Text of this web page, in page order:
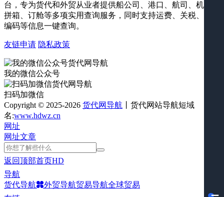
台，专为货代和外贸从业者提供船公司、港口、航司、机场、
拼箱、订舱等多项实用查询服务，同时支持运费、关税、海关
编码等信息一键查询。
友链申请 隐私政策
我的微信公众号
扫码加微信
Copyright © 2025-2026 货代网导航 丨货代网站导航短域
名:www.hdwz.cn
网址
网址文章
返回顶部首页HD
导航
货代导航
外贸导航贸易导航全球贸易